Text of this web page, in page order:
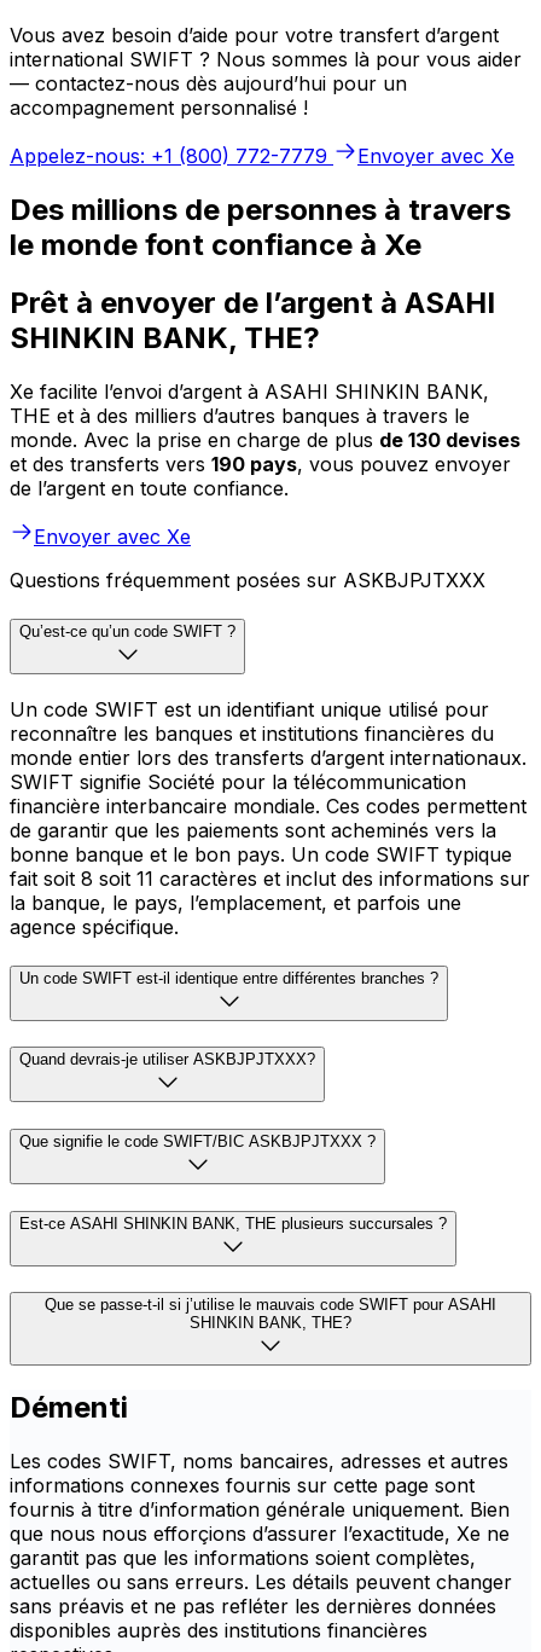
Vous avez besoin d’aide pour votre transfert d’argent
international SWIFT ? Nous sommes là pour vous aider
— contactez-nous dès aujourd’hui pour un
accompagnement personnalisé !
Appelez-nous: +1 (800) 772-7779
Envoyer avec Xe
Des millions de personnes à travers
le monde font confiance à Xe
Prêt à envoyer de l’argent à ASAHI
SHINKIN BANK, THE?
Xe facilite l’envoi d’argent à ASAHI SHINKIN BANK,
THE et à des milliers d’autres banques à travers le
monde. Avec la prise en charge de plus de 130 devises
et des transferts vers 190 pays, vous pouvez envoyer
de l’argent en toute confiance.
Envoyer avec Xe
Questions fréquemment posées sur ASKBJPJTXXX
Qu’est-ce qu’un code SWIFT ?
Un code SWIFT est un identifiant unique utilisé pour
reconnaître les banques et institutions financières du
monde entier lors des transferts d’argent internationaux.
SWIFT signifie Société pour la télécommunication
financière interbancaire mondiale. Ces codes permettent
de garantir que les paiements sont acheminés vers la
bonne banque et le bon pays. Un code SWIFT typique
fait soit 8 soit 11 caractères et inclut des informations sur
la banque, le pays, l’emplacement, et parfois une
agence spécifique.
Un code SWIFT est-il identique entre différentes branches ?
Quand devrais-je utiliser ASKBJPJTXXX?
Que signifie le code SWIFT/BIC ASKBJPJTXXX ?
Est-ce ASAHI SHINKIN BANK, THE plusieurs succursales ?
Que se passe-t-il si j’utilise le mauvais code SWIFT pour ASAHI
SHINKIN BANK, THE?
Démenti
Les codes SWIFT, noms bancaires, adresses et autres
informations connexes fournis sur cette page sont
fournis à titre d’information générale uniquement. Bien
que nous nous efforçions d’assurer l’exactitude, Xe ne
garantit pas que les informations soient complètes,
actuelles ou sans erreurs. Les détails peuvent changer
sans préavis et ne pas refléter les dernières données
disponibles auprès des institutions financières